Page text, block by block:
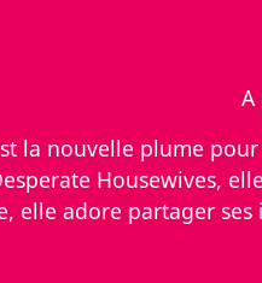
A
la nouvelle plume
Housewives,
elle adore partager